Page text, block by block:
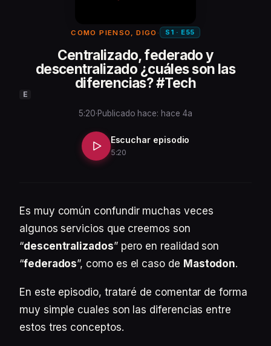
COMO PIENSO, DIGO · S1 · E55
Centralizado, federado y
descentralizado ¿cuáles son las
diferencias? #Tech
E
5:20·Publicado hace: hace 4a
Escuchar episodio
5:20
Es muy común confundir muchas veces
algunos servicios que creemos son
“descentralizados” pero en realidad son
“federados”, como es el caso de Mastodon.
En este episodio, trataré de comentar de forma
muy simple cuales son las diferencias entre
estos tres conceptos.